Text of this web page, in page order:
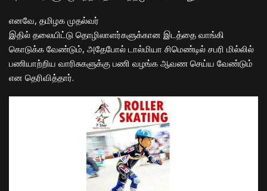
எனவே, தமிழக முதல்வர்
இதில் தலையிட்டு தொழிலாளர்களுக்கான இடத்தை வாங்கி
கொடுக்க வேண்டும், அதேபோல் டால்மியா சிமெண்டில் சபரி மில்லில்
பணியாற்றிய வாரிசுகளுக்கு பணி வழங்க ஆவண செய்ய வேண்டும்
என தெரிவித்தார்.